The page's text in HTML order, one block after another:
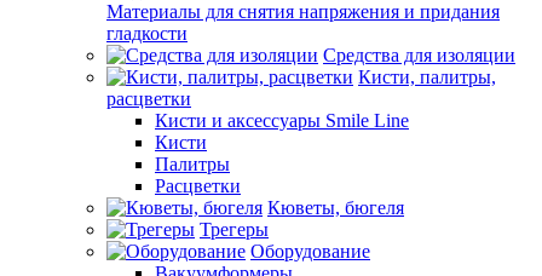
Материалы для снятия напряжения и придания
гладкости
Средства для изоляции
Кисти, палитры,
расцветки
Кисти и аксессуары Smile Line
Кисти
Палитры
Расцветки
Кюветы, бюгеля
Трегеры
Оборудование